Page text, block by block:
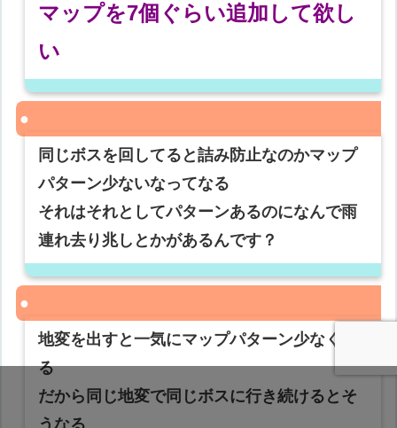
マップを7個ぐらい追加して欲し
い
同じボスを回してると詰み防止なのかマップ
パターン少ないなってなる
それはそれとしてパターンあるのになんで雨
連れ去り兆しとかがあるんです？
地変を出すと一気にマップパターン少なくな
る
だから同じ地変で同じボスに行き続けるとそ